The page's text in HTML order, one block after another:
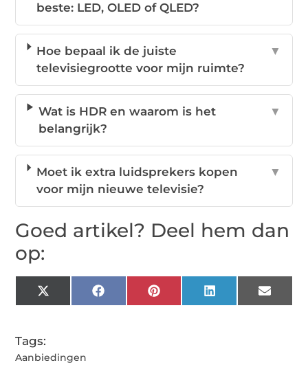
beste: LED, OLED of QLED?
Hoe bepaal ik de juiste
televisiegrootte voor mijn ruimte?
▼
Wat is HDR en waarom is het
belangrijk?
▼
Moet ik extra luidsprekers kopen
voor mijn nieuwe televisie?
▼
Goed artikel? Deel hem dan
op:
X
(Twitter)
FacebookPinterestLinkedIn Email
Tags:
Aanbiedingen